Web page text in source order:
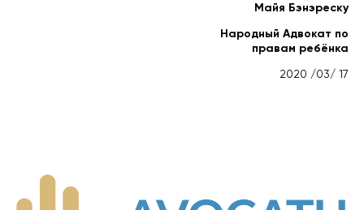
Майя Бэнэреску
Народный Адвокат по
правам ребёнка
2020 /03/ 17